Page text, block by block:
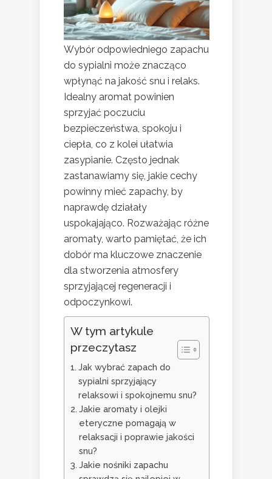
Wybór odpowiedniego zapachu
do sypialni może znacząco
wpłynąć na jakość snu i relaks.
Idealny aromat powinien
sprzyjać poczuciu
bezpieczeństwa, spokoju i
ciepła, co z kolei ułatwia
zasypianie. Często jednak
zastanawiamy się, jakie cechy
powinny mieć zapachy, by
naprawdę działały
uspokajająco. Rozważając różne
aromaty, warto pamiętać, że ich
dobór ma kluczowe znaczenie
dla stworzenia atmosfery
sprzyjającej regeneracji i
odpoczynkowi.
W tym artykule
przeczytasz
Jak wybrać zapach do
sypialni sprzyjający
relaksowi i spokojnemu snu?
Jakie aromaty i olejki
eteryczne pomagają w
relaksacji i poprawie jakości
snu?
Jakie nośniki zapachu